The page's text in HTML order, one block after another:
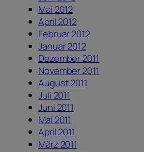
Mai 2012
April 2012
Februar 2012
Januar 2012
Dezember 2011
November 2011
August 2011
Juli 2011
Juni 2011
Mai 2011
April 2011
März 2011